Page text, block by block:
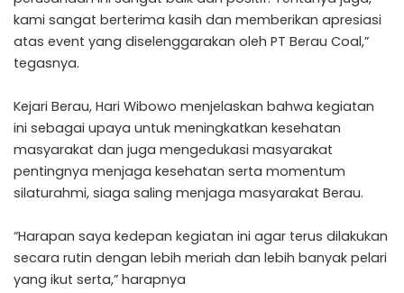
kami sangat berterima kasih dan memberikan apresiasi
atas event yang diselenggarakan oleh PT Berau Coal,”
tegasnya.
Kejari Berau, Hari Wibowo menjelaskan bahwa kegiatan
ini sebagai upaya untuk meningkatkan kesehatan
masyarakat dan juga mengedukasi masyarakat
pentingnya menjaga kesehatan serta momentum
silaturahmi, siaga saling menjaga masyarakat Berau.
“Harapan saya kedepan kegiatan ini agar terus dilakukan
secara rutin dengan lebih meriah dan lebih banyak pelari
yang ikut serta,” harapnya